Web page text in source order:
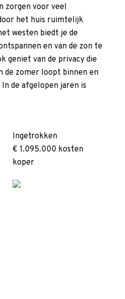
zorgen voor veel
het huis ruimtelijk
westen biedt je de
en van de zon te
geniet van de privacy die
de zomer loopt binnen en
de afgelopen jaren is
Ingetrokken
€ 1.095.000 kosten
koper